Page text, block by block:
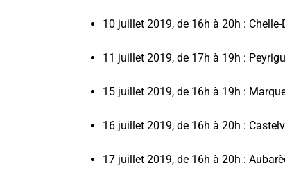
10 juillet 2019, de 16h à 20h : Chelle-
11 juillet 2019, de 17h à 19h :
15 juillet 2019, de 16h à 19h :
16 juillet 2019, de 16h à 20h :
17 juillet 2019, de 16h à 20h :